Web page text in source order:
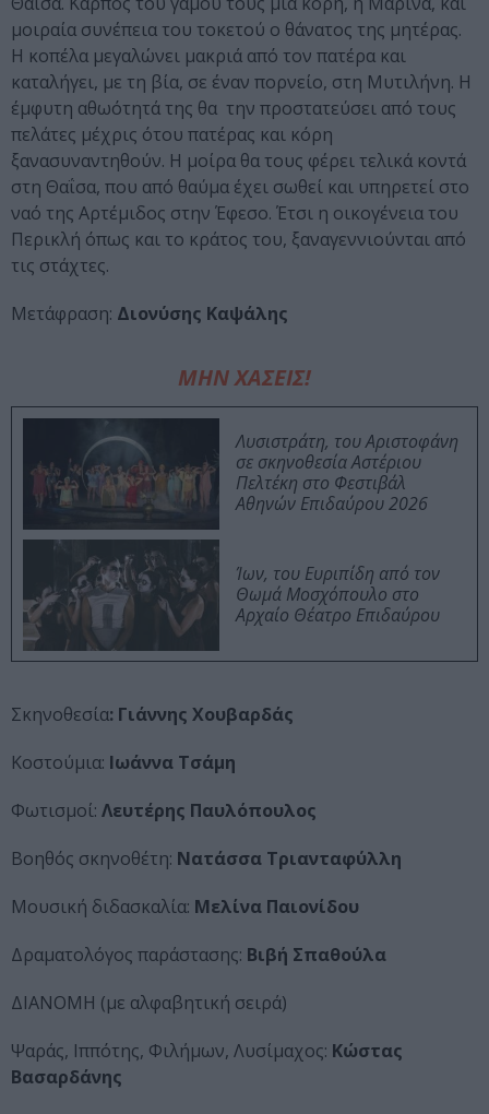
μοιραία συνέπεια του τοκετού ο θάνατος της μητέρας.
Η κοπέλα μεγαλώνει μακριά από τον πατέρα και
καταλήγει, με τη βία, σε έναν πορνείο, στη Μυτιλήνη. Η
έμφυτη αθωότητά της θα την προστατεύσει από τους
πελάτες μέχρις ότου πατέρας και κόρη
ξανασυναντηθούν. Η μοίρα θα τους φέρει τελικά κοντά
στη Θαΐσα, που από θαύμα έχει σωθεί και υπηρετεί στο
ναό της Αρτέμιδος στην Έφεσο. Έτσι η οικογένεια του
Περικλή όπως και το κράτος του, ξαναγεννιούνται από
τις στάχτες.
Μετάφραση: Διονύσης Καψάλης
ΜΗΝ ΧΑΣΕΙΣ!
Λυσιστράτη, του Αριστοφάνη
σε σκηνοθεσία Αστέριου
Πελτέκη στο Φεστιβάλ
Αθηνών Επιδαύρου 2026
Ίων, του Ευριπίδη από τον
Θωμά Μοσχόπουλο στο
Αρχαίο Θέατρο Επιδαύρου
Σκηνοθεσία: Γιάννης Χουβαρδάς
Κοστούμια: Ιωάννα Τσάμη
Φωτισμοί: Λευτέρης Παυλόπουλος
Βοηθός σκηνοθέτη: Νατάσσα Τριανταφύλλη
Μουσική διδασκαλία: Μελίνα Παιονίδου
Δραματολόγος παράστασης: Βιβή Σπαθούλα
ΔIANOMH (με αλφαβητική σειρά)
Ψαράς, Ιππότης, Φιλήμων, Λυσίμαχος: Κώστας
Βασαρδάνης